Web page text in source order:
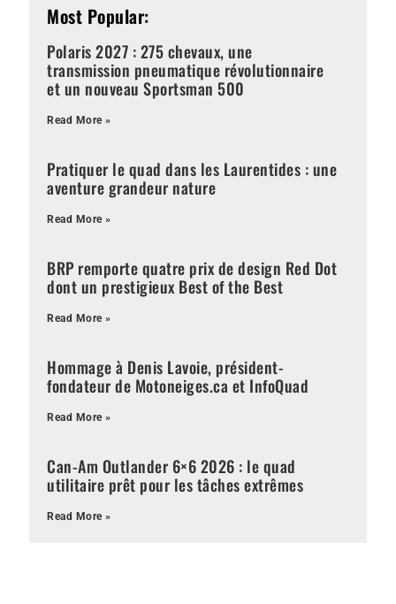
Most Popular:
Polaris 2027 : 275 chevaux, une
transmission pneumatique révolutionnaire
et un nouveau Sportsman 500
Read More »
Pratiquer le quad dans les Laurentides : une
aventure grandeur nature
Read More »
BRP remporte quatre prix de design Red Dot
dont un prestigieux Best of the Best
Read More »
Hommage à Denis Lavoie, président-
fondateur de Motoneiges.ca et InfoQuad
Read More »
Can-Am Outlander 6×6 2026 : le quad
utilitaire prêt pour les tâches extrêmes
Read More »